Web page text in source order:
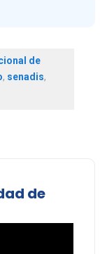
de
, senadis,
de